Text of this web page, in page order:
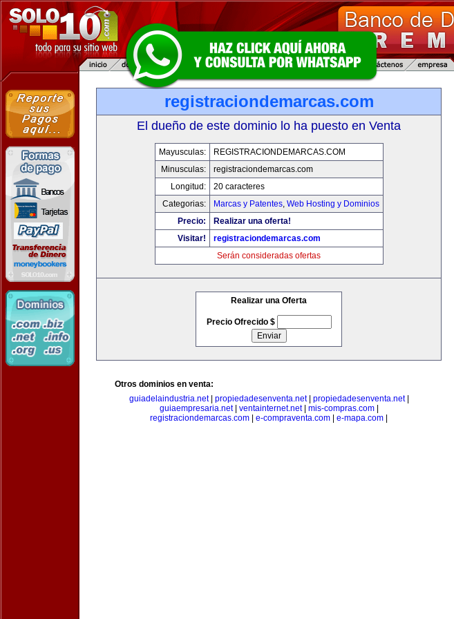
registraciondemarcas.com
El dueño de este dominio lo ha puesto en Venta
Mayusculas:
REGISTRACIONDEMARCAS.COM
Minusculas:
registraciondemarcas.com
Longitud:
20 caracteres
Categorias:
Marcas y Patentes, Web Hosting y Dominios
Precio:
Realizar una oferta!
Visitar!
registraciondemarcas.com
Serán consideradas ofertas
Realizar una Oferta
Precio Ofrecido $
Otros dominios en venta:
guiadelaindustria.net propiedadesenventa.net propiedadesenventa.net|
guiaempresaria.net| ventainternet.net| mis-compras.com|
registraciondemarcas.com
e-compraventa.com e-mapa.com